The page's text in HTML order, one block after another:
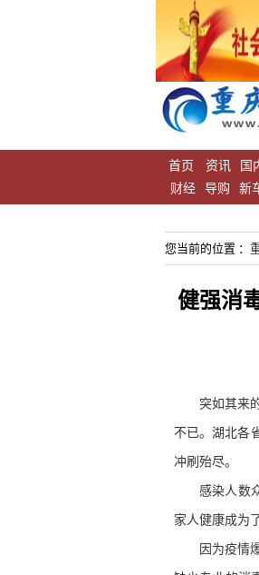
首页 资讯
国
财经
导购 新
您当前的位置 ：
健强消
突如其来
不已。湖北各
冲刷殆尽。
感染人数
家人健康成为
因为疫情